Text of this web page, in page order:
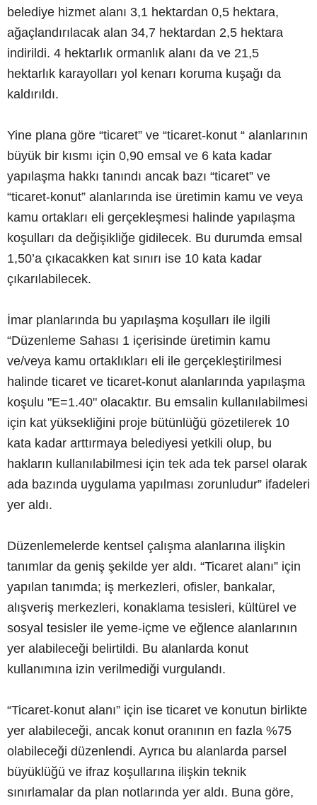
belediye hizmet alanı 3,1 hektardan 0,5 hektara,
ağaçlandırılacak alan 34,7 hektardan 2,5 hektara
indirildi. 4 hektarlık ormanlık alanı da ve 21,5
hektarlık karayolları yol kenarı koruma kuşağı da
kaldırıldı.
Yine plana göre “ticaret” ve “ticaret-konut “ alanlarının
büyük bir kısmı için 0,90 emsal ve 6 kata kadar
yapılaşma hakkı tanındı ancak bazı “ticaret” ve
“ticaret-konut” alanlarında ise üretimin kamu ve veya
kamu ortakları eli gerçekleşmesi halinde yapılaşma
koşulları da değişikliğe gidilecek. Bu durumda emsal
1,50’a çıkacakken kat sınırı ise 10 kata kadar
çıkarılabilecek.
İmar planlarında bu yapılaşma koşulları ile ilgili
“Düzenleme Sahası 1 içerisinde üretimin kamu
ve/veya kamu ortaklıkları eli ile gerçekleştirilmesi
halinde ticaret ve ticaret-konut alanlarında yapılaşma
koşulu "E=1.40" olacaktır. Bu emsalin kullanılabilmesi
için kat yüksekliğini proje bütünlüğü gözetilerek 10
kata kadar arttırmaya belediyesi yetkili olup, bu
hakların kullanılabilmesi için tek ada tek parsel olarak
ada bazında uygulama yapılması zorunludur” ifadeleri
yer aldı.
Düzenlemelerde kentsel çalışma alanlarına ilişkin
tanımlar da geniş şekilde yer aldı. “Ticaret alanı” için
yapılan tanımda; iş merkezleri, ofisler, bankalar,
alışveriş merkezleri, konaklama tesisleri, kültürel ve
sosyal tesisler ile yeme-içme ve eğlence alanlarının
yer alabileceği belirtildi. Bu alanlarda konut
kullanımına izin verilmediği vurgulandı.
“Ticaret-konut alanı” için ise ticaret ve konutun birlikte
yer alabileceği, ancak konut oranının en fazla %75
olabileceği düzenlendi. Ayrıca bu alanlarda parsel
büyüklüğü ve ifraz koşullarına ilişkin teknik
sınırlamalar da plan notlarında yer aldı. Buna göre,